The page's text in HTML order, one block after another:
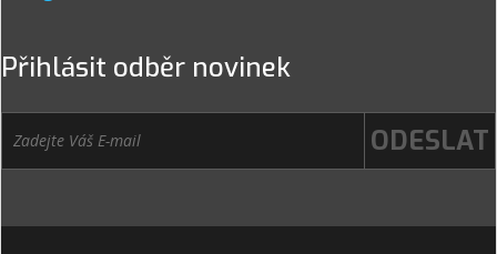
Přihlásit odběr novinek